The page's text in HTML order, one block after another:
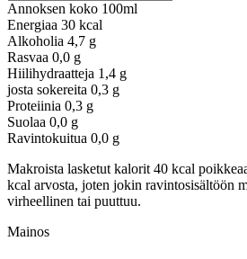
Annoksen koko 100ml
Energiaa 30 kcal
Alkoholia 4,7 g
Rasvaa 0,0 g
Hiilihydraatteja 1,4 g
josta sokereita 0,3 g
Proteiinia 0,3 g
Suolaa 0,0 g
Ravintokuitua 0,0 g
Makroista lasketut kalorit 40 kcal
kcal arvosta, joten jokin ravintosisältöön
virheellinen tai puuttuu.
Mainos